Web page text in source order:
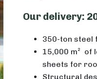
Our delivery:
350-ton steel
15,000 m² of
sheets for
Structural